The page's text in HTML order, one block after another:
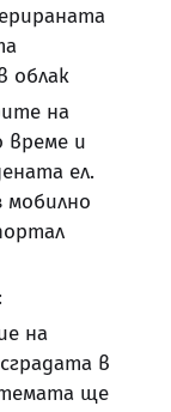
облак
на
време и
ел.
мобилно
на
в
ще